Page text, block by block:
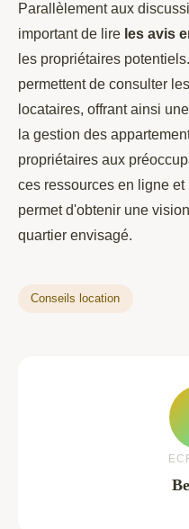
Parallèlement aux
important de lire les avis
les propriétaires
permettent de consulter
locataires, offrant ainsi
la gestion des
propriétaires aux
ces ressources en ligne
permet d'obtenir une
quartier envisagé.
Conseils location